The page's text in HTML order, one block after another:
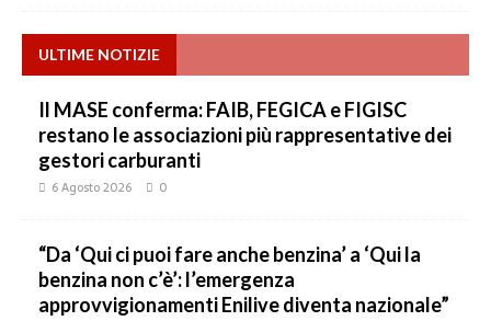
ULTIME NOTIZIE
Il MASE conferma: FAIB, FEGICA e FIGISC
restano le associazioni più rappresentative dei
gestori carburanti
6 Agosto 2026 0
“Da ‘Qui ci puoi fare anche benzina’ a ‘Qui la
benzina non c’è’: l’emergenza
approvvigionamenti Enilive diventa nazionale”